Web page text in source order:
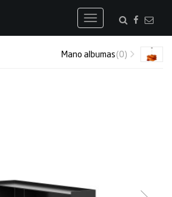
Toggle
navigation
Mano albumas(0)